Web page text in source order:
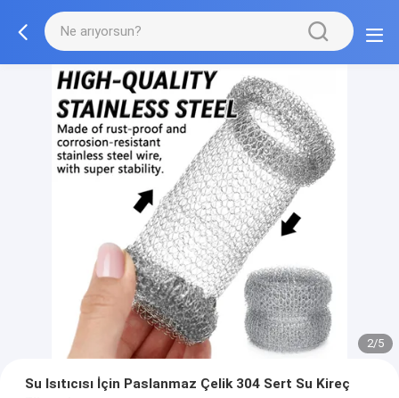
2/5
Su Isıtıcısı İçin Paslanmaz Çelik 304 Sert Su Kireç